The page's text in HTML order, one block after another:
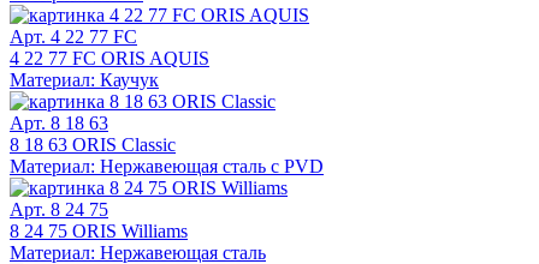
Арт. 4 22 77 FC
4 22 77 FC ORIS AQUIS
Материал: Каучук
Арт. 8 18 63
8 18 63 ORIS Classic
Материал: Нержавеющая сталь с PVD
Арт. 8 24 75
8 24 75 ORIS Williams
Материал: Нержавеющая сталь